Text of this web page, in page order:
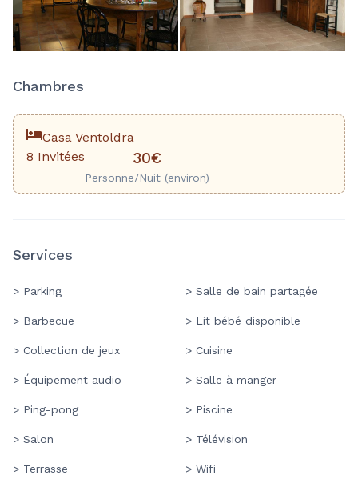
Chambres
Casa Ventoldra
8 Invitées
30€
Personne/Nuit (environ)
Services
> Parking > Salle de bain partagée
> Barbecue > Lit bébé disponible
> Collection de jeux > Cuisine
> Équipement audio > Salle à manger
> Ping-pong > Piscine
> Salon > Télévision
> Terrasse > Wifi